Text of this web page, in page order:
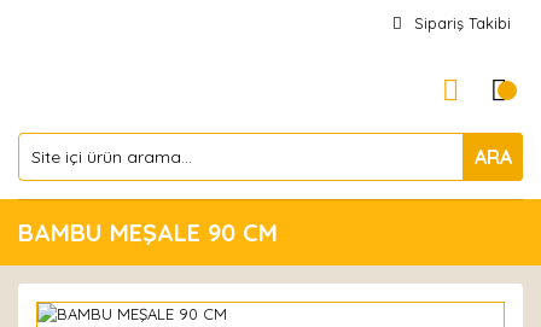
Sipariş Takibi
ARA
BAMBU MEŞALE 90 CM